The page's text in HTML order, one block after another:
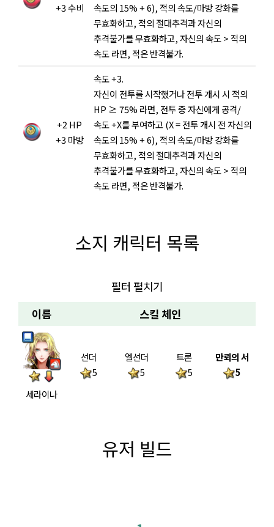
+3 수비
속도의 15% + 6), 적의 속도/마방 강화를
무효화하고, 적의 절대추격과 자신의
추격불가를 무효화하고, 자신의 속도 > 적의
속도 라면, 적은 반격불가.
+2 HP
+3 마방
속도 +3.
자신이 전투를 시작했거나 전투 개시 시 적의
HP ≥ 75% 라면, 전투 중 자신에게 공격/
속도 +X를 부여하고 (X = 전투 개시 전 자신의
속도의 15% + 6), 적의 속도/마방 강화를
무효화하고, 적의 절대추격과 자신의
추격불가를 무효화하고, 자신의 속도 > 적의
속도 라면, 적은 반격불가.
소지 캐릭터 목록
필터 펼치기
이름 스킬 체인
세라이나
선더
5
엘선더
5
트론
5
만뢰의 서
5
유저 빌드